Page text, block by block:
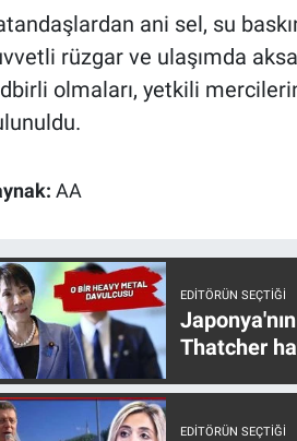
ani sel, su
rüzgar ve ulaşımda
olmaları, yetkili mercilerin
AA
EDITÖRÜN SEÇTIĞI
Thatcher
EDITÖRÜN SEÇTIĞI